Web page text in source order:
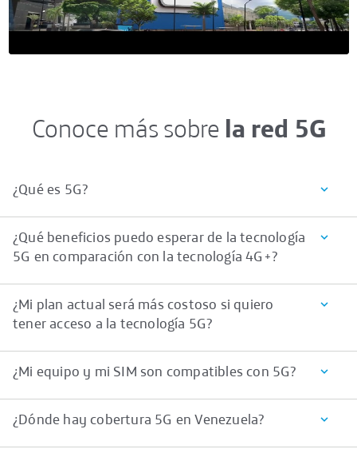
Conoce más sobre la red 5G
¿Qué es 5G?
¿Qué beneficios puedo esperar de la tecnología
5G en comparación con la tecnología 4G+?
¿Mi plan actual será más costoso si quiero
tener acceso a la tecnología 5G?
¿Mi equipo y mi SIM son compatibles con 5G?
¿Dónde hay cobertura 5G en Venezuela?